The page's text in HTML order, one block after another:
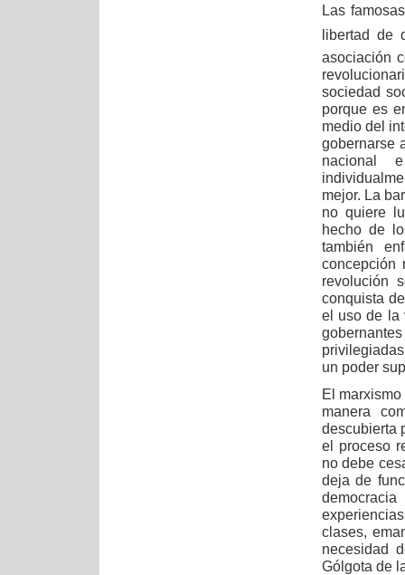
Las
libertad de
asociación
sociedad
porque es
medio del
gobernarse
nacional
mejor. La
no quiere
hecho de
también
concepción
revolución
conquista
el uso de la
un poder
El
manera
descubierta
el proceso
no debe
deja de
clases,
necesidad
Gólgota de